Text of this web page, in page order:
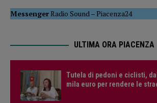
MessengerRadio Sound –Piacenza24
ULTIMA ORA PIACENZA
Tutela di pedoni e ciclisti,
mila euro per rendere le